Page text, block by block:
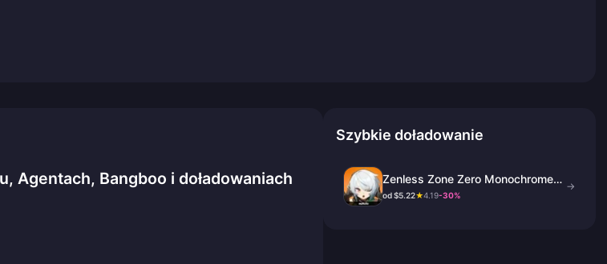
Agentach, Bangboo i doładowaniach
Szybkie doładowanie
Zenless Zone Zero Monochrome
doładowanie
od $5.22★4.19-30%
→